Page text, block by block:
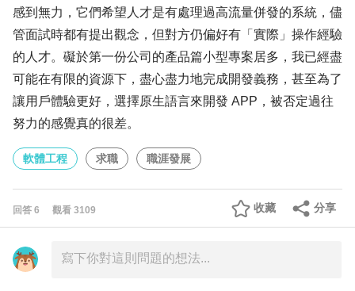
感到無力，它們希望人才是有處理過高流量併發的系統，儘
管面試時都有提出觀念，但對方仍偏好有「實際」操作經驗
的人才。礙於第一份公司的產品篇小型專案居多，我已經盡
可能在有限的資源下，盡心盡力地完成開發義務，甚至為了
讓用戶體驗更好，選擇原生語言來開發 APP，被否定過往
努力的感覺真的很差。
軟體工程 求職 職涯發展
回答 6 觀看 3109 分享
收藏